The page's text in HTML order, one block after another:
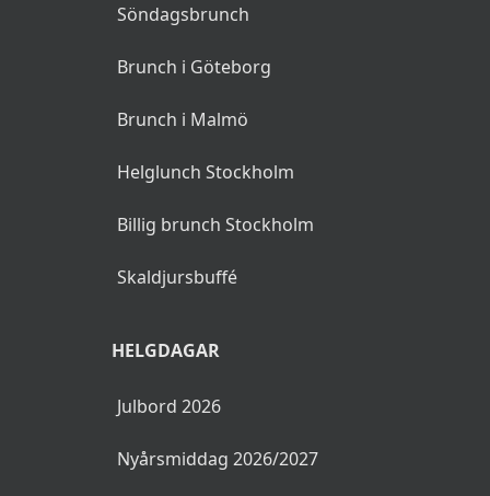
Söndagsbrunch
Brunch i Göteborg
Brunch i Malmö
Helglunch Stockholm
Billig brunch Stockholm
Skaldjursbuffé
HELGDAGAR
Julbord 2026
Nyårsmiddag 2026/2027